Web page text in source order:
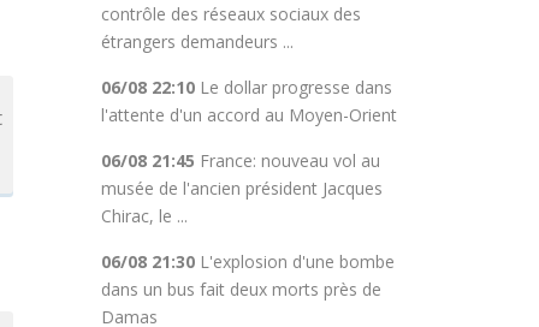
contrôle des réseaux sociaux des
étrangers demandeurs ...
06/08 22:10Le dollar progresse dans
l'attente d'un accord au Moyen-Orient
06/08 21:45 France: nouveau vol au
musée de l'ancien président Jacques
Chirac, le ...
06/08 21:30L'explosion d'une bombe
dans un bus fait deux morts près de
Damas